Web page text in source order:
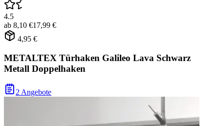
4.5
ab 8,10 €17,99 €
4,95 €
METALTEX Türhaken Galileo Lava Schwarz
Metall Doppelhaken
2 Angebote